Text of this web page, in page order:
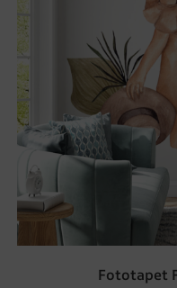
Fototapet